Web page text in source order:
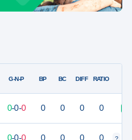
G-N-P BP BC DIFF RATIO
0-0-0 0 0 0 0
0-0-0 0 0 0 0 ?